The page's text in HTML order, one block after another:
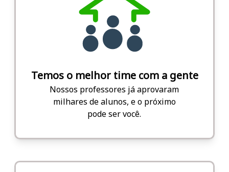
Temos o melhor time com a gente
Nossos professores já aprovaram
milhares de alunos, e o próximo
pode ser você.